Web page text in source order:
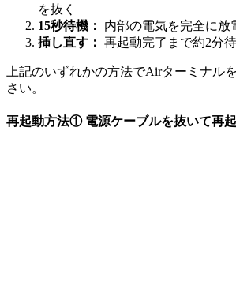
を抜く
15秒待機：
内部の電気を完全に放
挿し直す： 再起動完了まで約2分
上記のいずれかの方法でAirターミナル
さい。
再起動方法①電源ケーブルを抜いて再